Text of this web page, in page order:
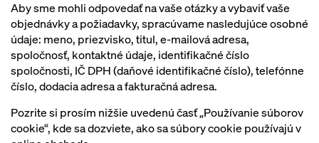
Aby sme mohli odpovedať na vaše otázky a vybaviť vaše
objednávky a požiadavky, spracúvame nasledujúce osobné
údaje: meno, priezvisko, titul, e-mailová adresa,
spoločnosť, kontaktné údaje, identifikačné číslo
spoločnosti, IČ DPH (daňové identifikačné číslo), telefónne
číslo, dodacia adresa a fakturačná adresa.
Pozrite si prosím nižšie uvedenú časť „Používanie súborov
cookie“, kde sa dozviete, ako sa súbory cookie používajú v